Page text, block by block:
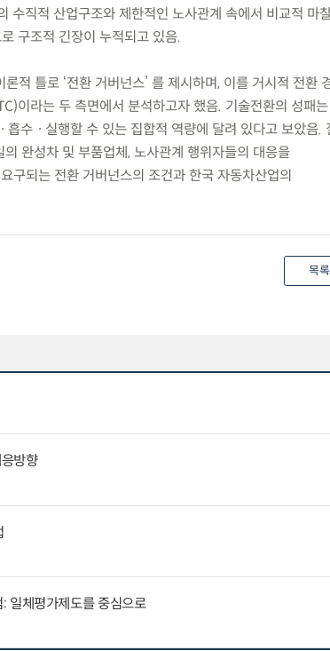
수직적 산업구조와 제한적인 노사관계 속에서 비교적 마
구조적 긴장이 누적되고 있음.
적 틀로 ‘전환 거버넌스’ 를 제시하며, 이를 거시적 전환
이라는 두 측면에서 분석하고자 했음. 기술전환의 성패
수ㆍ실행할 수 있는 집합적 역량에 달려 있다고 보았음.
완성차 및 부품업체, 노사관계 행위자들의 대응을
구되는 전환 거버넌스의 조건과 한국 자동차산업의
목
방향
일체평가제도를 중심으로